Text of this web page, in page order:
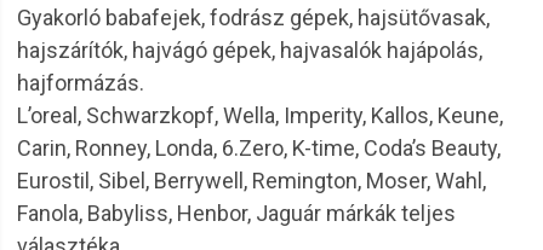
Gyakorló babafejek, fodrász gépek, hajsütővasak,
hajszárítók, hajvágó gépek, hajvasalók hajápolás,
hajformázás.
L’oreal, Schwarzkopf, Wella, Imperity, Kallos, Keune,
Carin, Ronney, Londa, 6.Zero, K-time, Coda’s Beauty,
Eurostil, Sibel, Berrywell, Remington, Moser, Wahl,
Fanola, Babyliss, Henbor, Jaguár márkák teljes